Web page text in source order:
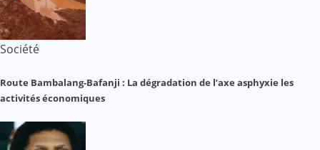
Société
Route Bambalang-Bafanji : La dégradation de l’axe asphyxie les
activités économiques